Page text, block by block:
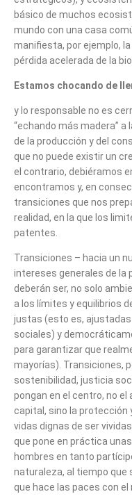
básico de muchos
mundo con una casa
manifiesta, por ejemplo,
pérdida acelerada de la
Estamos chocando de
y lo responsable no es
“echando más madera”
de la producción y del
que no puede existir un
el contrario, debiéramos
encontramos y, en
transiciones que nos
realidad, en la que los
patentes.
Transiciones – hacia un
intereses generales de la
deberán ser, no solo
a los límites y equilibrios
justas (esto es,
sociales) y
para garantizar que
mayorías). Transiciones,
sostenibilidad, justicia
pongan en el centro, no
capital, sino la protección
vidas dignas de ser
que pone en práctica
hombres en tanto
naturaleza, al tiempo que
que hace las paces con el